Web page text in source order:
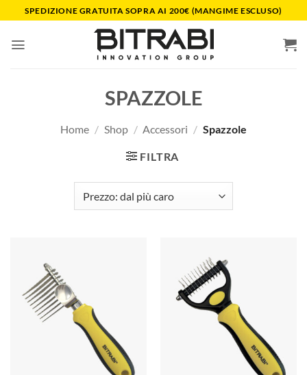
ai
contenuti
SPEDIZIONE GRATUITA SOPRA AI 200€ (MANGIME ESCLUSO)
SPAZZOLE
Home / Shop / Accessori / Spazzole
FILTRA